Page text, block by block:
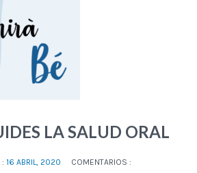
LA SALUD ORAL
: 16 ABRIL, 2020
COMENTARIOS :